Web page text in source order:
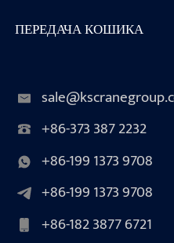
ПЕРЕДАЧА КОШИКА
+86-373 387 2232
+86-199 1373 9708
+86-199 1373 9708
+86-182 3877 6721